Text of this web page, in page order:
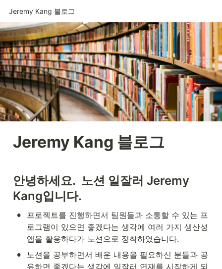
Jeremy Kang 블로그
Jeremy Kang 블로그
안녕하세요.  노션 일잘러 Jeremy
Kang입니다.
•
프로젝트를 진행하면서 팀원들과 소통할 수 있는 프
로그램이 있으면 좋겠다는 생각에 여러 가지 생산성
앱을 활용하다가 노션으로 정착하였습니다.
•
노션을 공부하면서 배운 내용을 필요하신 분들과 공
유하면 좋겠다는 생각에 일잘러 연재를 시작하게 되